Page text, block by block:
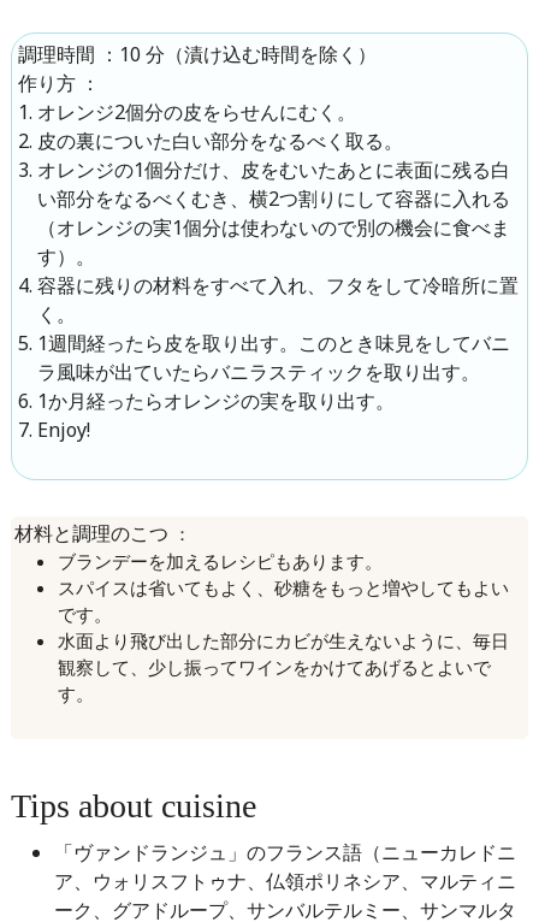
調理時間 ：10 分（漬け込む時間を除く）
作り方
：
オレンジ2個分の皮をらせんにむく。
皮の裏についた白い部分をなるべく取る。
オレンジの1個分だけ、皮をむいたあとに表面に残る白
い部分をなるべくむき、横2つ割りにして容器に入れる
（オレンジの実1個分は使わないので別の機会に食べま
す）。
容器に残りの材料をすべて入れ、フタをして冷暗所に置
く。
1週間経ったら皮を取り出す。このとき味見をしてバニ
ラ風味が出ていたらバニラスティックを取り出す。
1か月経ったらオレンジの実を取り出す。
Enjoy!
材料と調理のこつ
：
ブランデーを加えるレシピもあります。
スパイスは省いてもよく、砂糖をもっと増やしてもよい
です。
水面より飛び出した部分にカビが生えないように、毎日
観察して、少し振ってワインをかけてあげるとよいで
す。
Tips about cuisine
「ヴァンドランジュ」のフランス語（ニューカレドニ
ア、ウォリスフトゥナ、仏領ポリネシア、マルティニ
ーク、グアドループ、サンバルテルミー、サンマルタ